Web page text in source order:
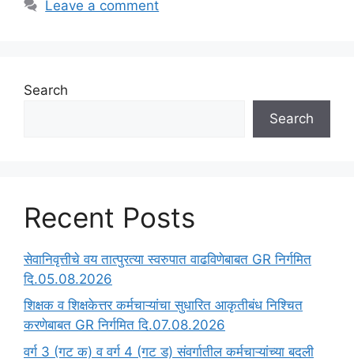
Leave a comment
Search
Search
Recent Posts
सेवानिवृत्तीचे वय तात्पुरत्या स्वरुपात वाढविणेबाबत GR निर्गमित
दि.05.08.2026
‍शिक्षक व शिक्षकेत्तर कर्मचाऱ्यांचा सुधारित आकृतीबंध निश्चित
करणेबाबत GR निर्गमित दि.07.08.2026
वर्ग 3 (गट क) व वर्ग 4 (गट ड) संवर्गातील कर्मचाऱ्यांच्या बदली